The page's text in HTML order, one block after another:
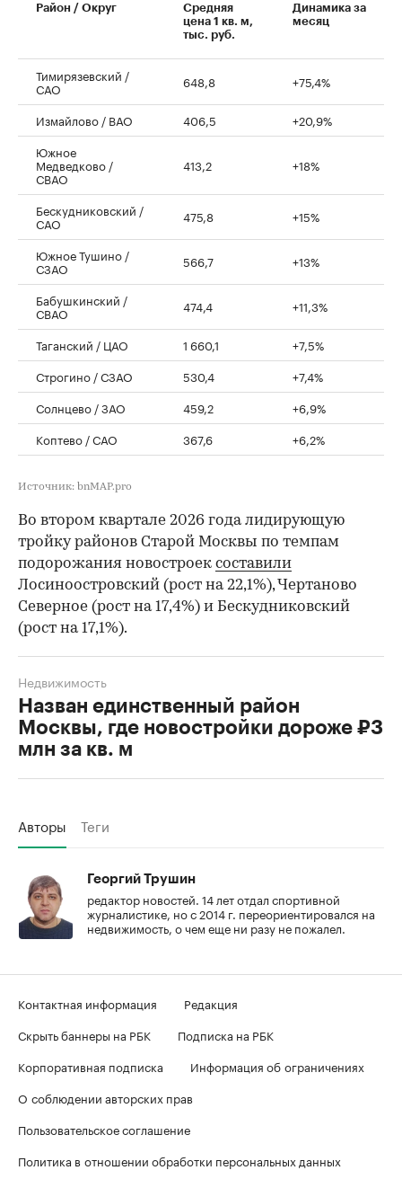
Район / Округ
Средняя
цена 1 кв. м,
тыс. руб.
Динамика за
месяц
Тимирязевский /
САО 648,8 +75,4%
Измайлово / ВАО 406,5
+20,9%
Южное
Медведково /
СВАО
413,2 +18%
Бескудниковский /
САО 475,8 +15%
Южное Тушино /
СЗАО 566,7 +13%
Бабушкинский /
СВАО 474,4 +11,3%
Таганский / ЦАО 1 660,1
+7,5%
Строгино / СЗАО
530,4
+7,4%
Солнцево / ЗАО
459,2
+6,9%
Коптево / САО
367,6 +6,2%
Источник: bnMAP.pro
Во втором квартале 2026 года лидирующую
тройку районов Старой Москвы по темпам
подорожания новостроек составили
Лосиноостровский (рост на 22,1%), Чертаново
Северное (рост на 17,4%) и Бескудниковский
(рост на 17,1%).
Назван единственный район
Москвы, где новостройки дороже ₽3
млн за кв. м
Недвижимость
Авторы Теги
Георгий Трушин
редактор новостей. 14 лет отдал спортивной
журналистике, но с 2014 г. переориентировался на
недвижимость, о чем еще ни разу не пожалел.
Контактная информация
Редакция
Скрыть баннеры на РБК
Подписка на РБК
Корпоративная подписка
Информация об ограничениях
О соблюдении авторских прав
Пользовательское соглашение
Политика в отношении обработки персональных данных